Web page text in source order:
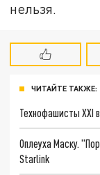
нельзя.
ЧИТАЙТЕ ТАКЖЕ:
Технофашисты XXI
Оплеуха Маску.
Starlink